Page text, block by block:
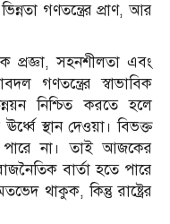
গণতন্ত্রের প্রাণ, আর
প্রজ্ঞা, সহনশীলতা এবং
গণতন্ত্রের স্বাভাবিক
উন্নয়ন নিশ্চিত করতে হলে
স্থান দেওয়া। বিভক্ত
পারে না। তাই আজকের
বার্তা হতে পারে
থাকুক, কিন্তু রাষ্ট্রের